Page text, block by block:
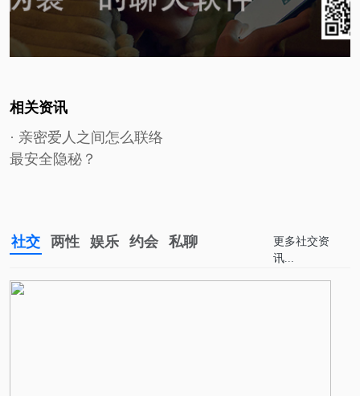
相关资讯
· 亲密爱人之间怎么联络
最安全隐秘？
社交 两性 娱乐 约会 私聊 更多社交资
讯...